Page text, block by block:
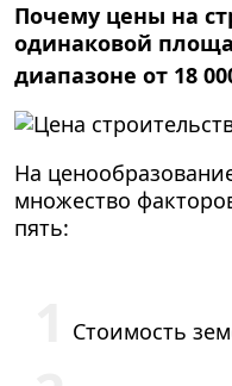
Почему цены на
одинаковой
диапазоне от 18
На
множество
пять:
Стоимость